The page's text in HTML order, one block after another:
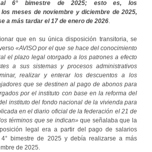
al 6° bimestre de 2025; esto es, los
meses de noviembre y diciembre de 2025,
a más tardar el 17 de enero de 2026.
que en su única disposición transitoria, se
«AVISO por el que se hace del conocimiento
el plazo legal otorgado a los patrones a efecto
a sus sistemas y procesos administrativos
realizar y enterar los descuentos a los
que se destinen al pago de abonos para
por el instituto con base en la reforma del
instituto del fondo nacional de la vivienda para
en el diario oficial de la federación el 21 de
términos que se indican»que señalaba que la
legal era a partir del pago de salarios
4° bimestre de 2025 y debía realizarse a más
de 2025.